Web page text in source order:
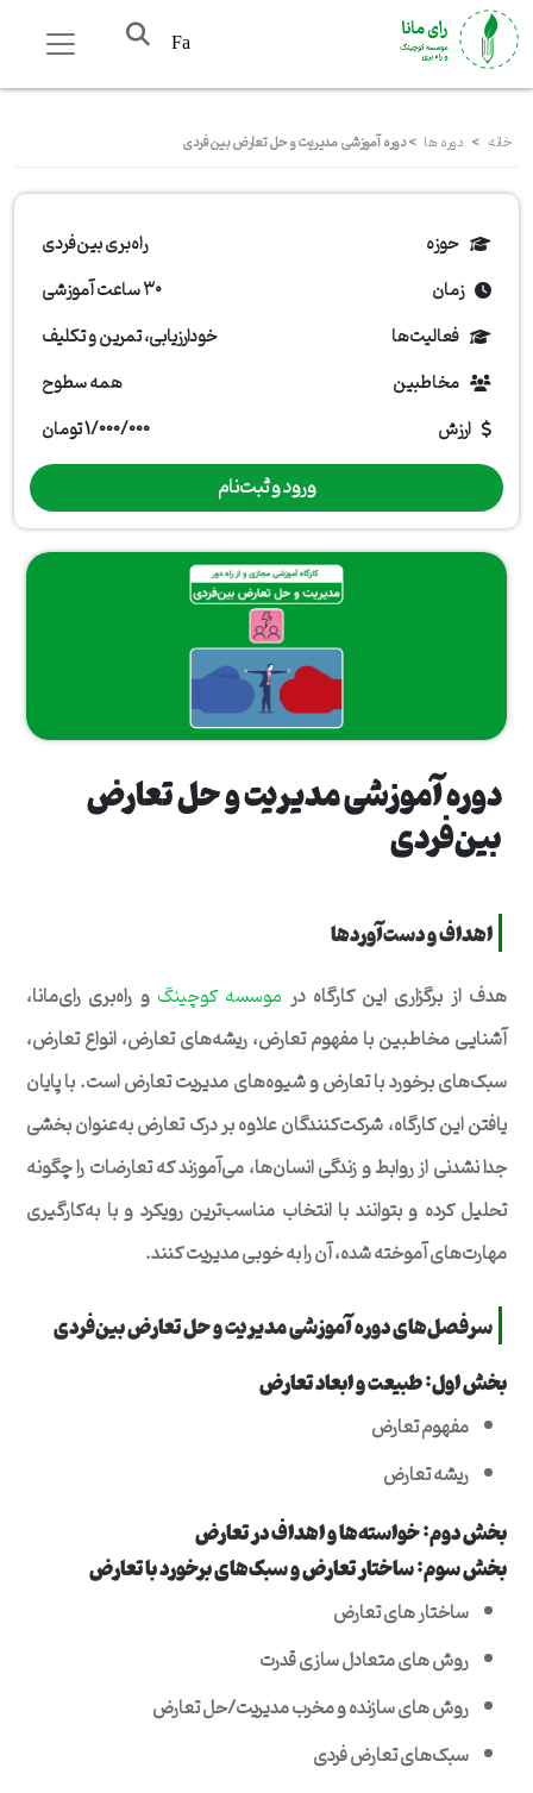
Fa
خانه > دوره ها >دوره آموزشی مدیریت و حل تعارض بین‌فردی
راه‌بری بین‌فردی
حوزه
۳۰ ساعت آموزشی
زمان
خودارزیابی، تمرین و تکلیف
فعالیت‌ها
همه سطوح
مخاطبین
1/000/000 تومان
ارزش
ورود و ثبت‌نام
دوره آموزشی مدیریت و حل تعارض
بین‌فردی
اهداف و دست‌آوردها
هدف از برگزاری این کارگاه در موسسه کوچینگ و راه‌بری رای‌مانا،
آشنایی مخاطبین با مفهوم تعارض، ریشه‌های تعارض، انواع تعارض،
سبک‌های برخورد با تعارض و شیوه‌های مدیریت تعارض است. با پایان
یافتن این کارگاه، شرکت‌کنندگان علاوه بر درک تعارض به‌عنوان بخشی
جدا نشدنی از روابط و زندگی انسان‌ها، می‌آموزند که تعارضات را چگونه
تحلیل کرده و بتوانند با انتخاب مناسب‌ترین رویکرد و با به‌کارگیری
مهارت‌های آموخته شده، آن را به خوبی مدیریت کنند.
سرفصل‌های دوره آموزشی مدیریت و حل تعارض بین‌فردی
بخش اول: طبیعت و ابعاد تعارض
مفهوم تعارض
ریشه تعارض
بخش دوم: خواسته‌ها و اهداف در تعارض
بخش سوم: ساختار تعارض و سبک‌های برخورد با تعارض
ساختار های تعارض
روش های متعادل سازی قدرت
روش های سازنده و مخرب مدیریت/حل تعارض
سبک‌های تعارض فردی